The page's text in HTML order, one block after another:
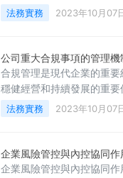
法務實務 2023年10月07
公司重大合規事項的管理機
合規管理是現代企業的重
穩健經營和持續發展的重要
業環境中，企業面臨的合規
規管理的重要性也日益凸顯
規風險的重要手段。
法務實務 2023年10月07
企業風險管控與內控協同作
企業風險管控與內控協同作